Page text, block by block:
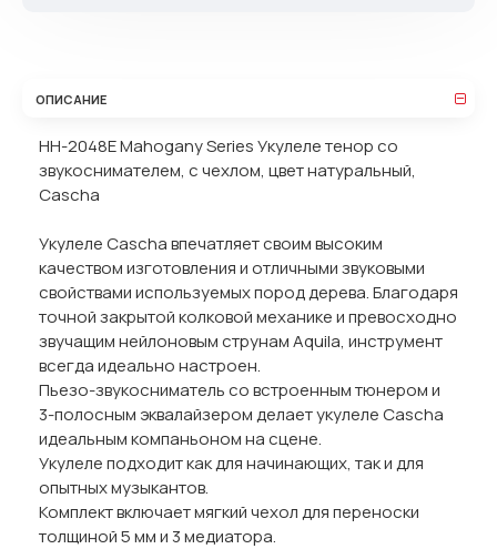
ОПИСАНИЕ
HH-2048E Mahogany Series Укулеле тенор со
звукоснимателем, с чехлом, цвет натуральный,
Cascha
Укулеле Cascha впечатляет своим высоким
качеством изготовления и отличными звуковыми
свойствами используемых пород дерева. Благодаря
точной закрытой колковой механике и превосходно
звучащим нейлоновым струнам Aquila, инструмент
всегда идеально настроен.
Пьезо-звукосниматель со встроенным тюнером и
3-полосным эквалайзером делает укулеле Cascha
идеальным компаньоном на сцене.
Укулеле подходит как для начинающих, так и для
опытных музыкантов.
Комплект включает мягкий чехол для переноски
толщиной 5 мм и 3 медиатора.